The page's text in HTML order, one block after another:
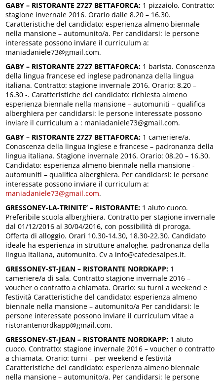
GABY – RISTORANTE 2727 BETTAFORCA: 1 pizzaiolo. Contratto:
stagione invernale 2016. Orario dalle 8.20 – 16.30.
Caratteristiche del candidato: esperienza almeno biennale
nella mansione – automunito/a. Per candidarsi: le persone
interessate possono inviare il curriculum a:
maniadaniele73@gmail.com.
GABY – RISTORANTE 2727 BETTAFORCA: 1 barista. Conoscenza
della lingua francese ed inglese padronanza della lingua
italiana. Contratto: stagione invernale 2016. Orario: 8.20 –
16.30 -. Caratteristiche del candidato: richiesta almeno
esperienza biennale nella mansione – automuniti – qualifica
alberghiera per candidarsi: le persone interessate possono
inviare il curriculum a : maniadaniele73@gmail.com.
GABY – RISTORANTE 2727 BETTAFORCA: 1 cameriere/a.
Conoscenza della lingua inglese e francese – padronanza della
lingua italiana. Stagione invernale 2016. Orario: 08.20 – 16.30.
Candidato: esperienza almeno biennale nella mansione -
automuniti – qualifica alberghiera. Per candidarsi: le persone
interessate possono inviare il curriculum a:
maniadaniele73@gmail.com.
GRESSONEY-LA-TRINITE’ – RISTORANTE: 1 aiuto cuoco.
Preferibile scuola alberghiera. Contratto per stagione invernale
dal 01/12/2016 al 30/04/2016, con possibilità di proroga.
Offerta di alloggio. Orari 10.30-14.30, 18.30-22.30. Candidato
ideale ha esperienza in strutture analoghe, padronanza della
lingua italiana, automunito. Cv a info@cafedesalpes.it.
GRESSONEY-ST-JEAN – RISTORANTE NORDKAPP: 1
cameriere/a di sala. Contratto stagione invernale 2016 –
voucher o contratto a chiamata. Orario: su turni a weekend e
festività Caratteristiche del candidato: esperienza almeno
biennale nella mansione – automunito/a Per candidarsi: le
persone interessate possono inviare il curriculum vitae a
ristorantenordkapp@gmail.com.
GRESSONEY-ST-JEAN – RISTORANTE NORDKAPP: 1 aiuto
cuoco. Contratto: stagione invernale 2016 – voucher o contratto
a chiamata. Orario: turni – per weekend e festività
Caratteristiche del candidato: esperienza almeno biennale
nella mansione – automunito/a. Per candidarsi: le persone